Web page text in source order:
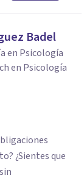
Badel
en Psicología
en Psicología